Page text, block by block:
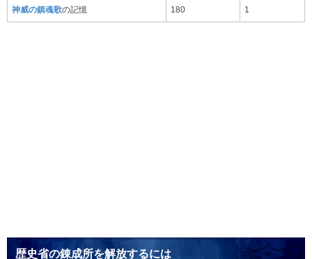
神威の鎮魂歌の記憶 180 1
歴史省の錬成所を解放するには